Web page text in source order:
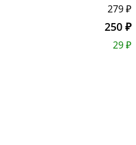
279 ₽
250 ₽
29 ₽